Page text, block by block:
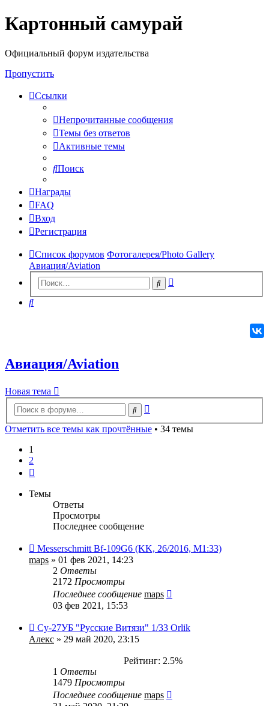
Регистрация
Картонный самурай
Официальный форум издательства
Пропустить
Ссылки
Непрочитанные сообщения
Темы без ответов
Активные темы
Поиск
Награды
FAQ
Вход
Регистрация
Список форумов Фотогалерея/Photo Gallery
Авиация/Aviation
Поиск
Поиск
Авиация/Aviation
Новая
тема
Новая тема
Поиск
Отметить все темы как прочтённые • 34 темы
1
2
Темы
Ответы
Просмотры
Последнее сообщение
Messerschmitt Bf-109G6 (KK, 26/2016, М1:33)
maps » 01 фев 2021, 14:23
2 Ответы
2172 Просмотры
Последнее сообщение maps
03 фев 2021, 15:53
Су-27УБ "Русские Витязи" 1/33 Orlik
Алекс » 29 май 2020, 23:15
Рейтинг: 2.5%
1 Ответы
1479 Просмотры
Последнее сообщение maps